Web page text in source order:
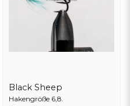
Black Sheep
Hakengröße 6,8.